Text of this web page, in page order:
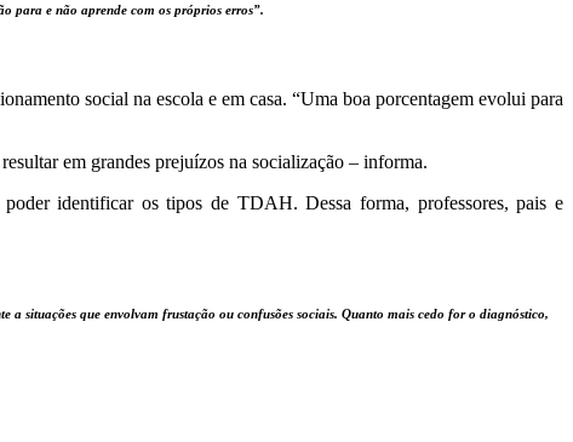
para e não aprende com os próprios erros”.
social na escola e em casa. “Uma boa porcentagem evolui para
em grandes prejuízos na socialização – informa.
identificar os tipos de TDAH. Dessa forma, professores, pais e
situações que envolvam frustação ou confusões sociais. Quanto mais cedo for o diagnóstico,